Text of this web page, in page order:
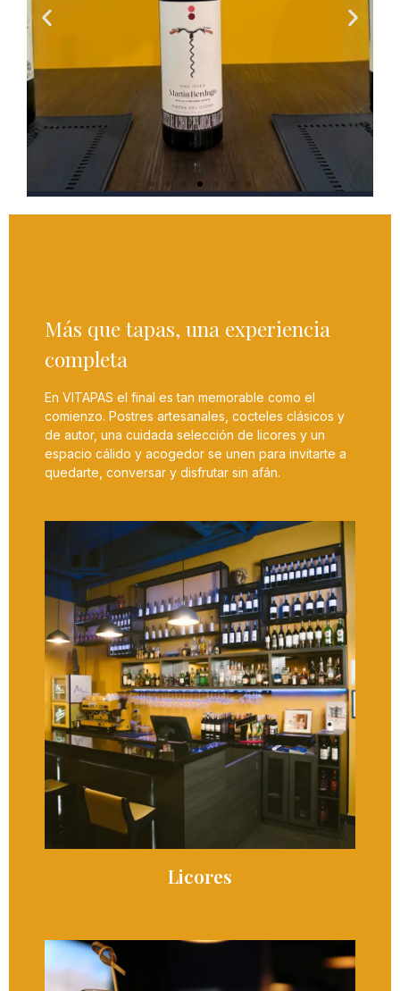
Más que tapas, una experiencia
completa
En VITAPAS el final es tan memorable como el
comienzo. Postres artesanales, cocteles clásicos y
de autor, una cuidada selección de licores y un
espacio cálido y acogedor se unen para invitarte a
quedarte, conversar y disfrutar sin afán.
Licores